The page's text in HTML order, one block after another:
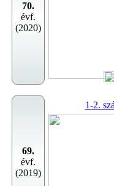
70.
évf.
(2020)
69.
évf.
(2019)
1-2.